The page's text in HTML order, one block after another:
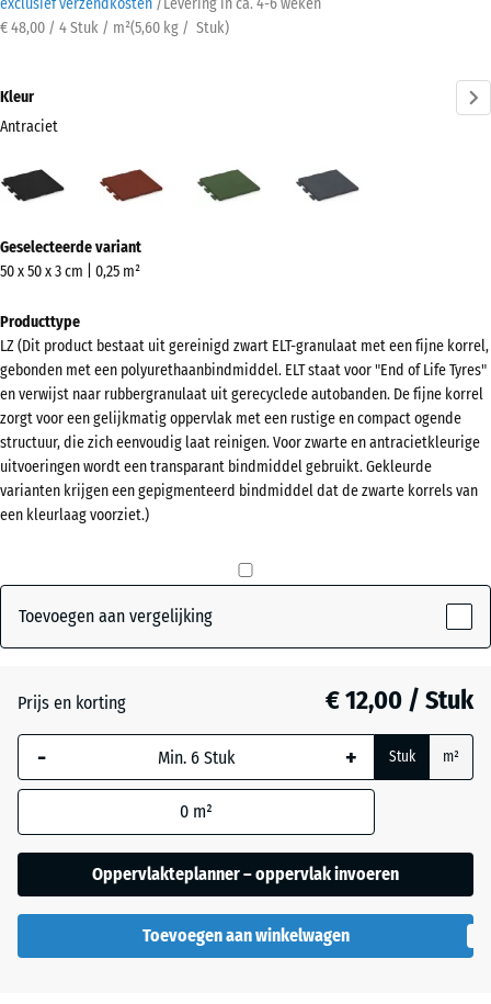
exclusief verzendkosten /Levering in ca. 4-6 weken
€ 48,00 / 4 Stuk / m²(5,60 kg / Stuk)
Kleur
Antraciet
(active)
Baksteenrood Grasgroen
informatie
over
kleuren?
Kleurenpalet
weergeven
Antraciet(active)
Baksteenrood
Grasgroen + € 2,90
Leisteengrijs
Geselecteerde variant
50 x 50 x 3 cm | 0,25 m²
Producttype
LZ (Dit product bestaat uit gereinigd zwart ELT-granulaat met een fijne korrel,
gebonden met een polyurethaanbindmiddel. ELT staat voor "End of Life Tyres"
en verwijst naar rubbergranulaat uit gerecyclede autobanden. De fijne korrel
zorgt voor een gelijkmatig oppervlak met een rustige en compact ogende
structuur, die zich eenvoudig laat reinigen. Voor zwarte en antracietkleurige
uitvoeringen wordt een transparant bindmiddel gebruikt. Gekleurde
varianten krijgen een gepigmenteerd bindmiddel dat de zwarte korrels van
een kleurlaag voorziet.)
Toevoegen aan vergelijking
Prijs en korting € 12,00 / Stuk
- + Stuk m²
0 m²
Oppervlakteplanner – oppervlak invoeren
Toevoegen aan winkelwagen